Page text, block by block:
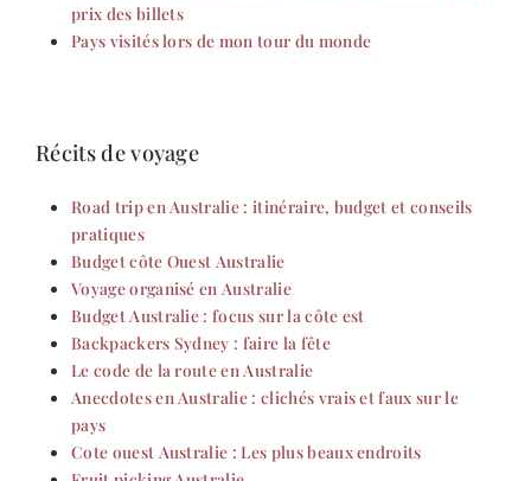
prix des billets
Pays visités lors de mon tour du monde
Récits de voyage
Road trip en Australie : itinéraire, budget et conseils
pratiques
Budget côte Ouest Australie
Voyage organisé en Australie
Budget Australie : focus sur la côte est
Backpackers Sydney : faire la fête
Le code de la route en Australie
Anecdotes en Australie : clichés vrais et faux sur le
pays
Cote ouest Australie : Les plus beaux endroits